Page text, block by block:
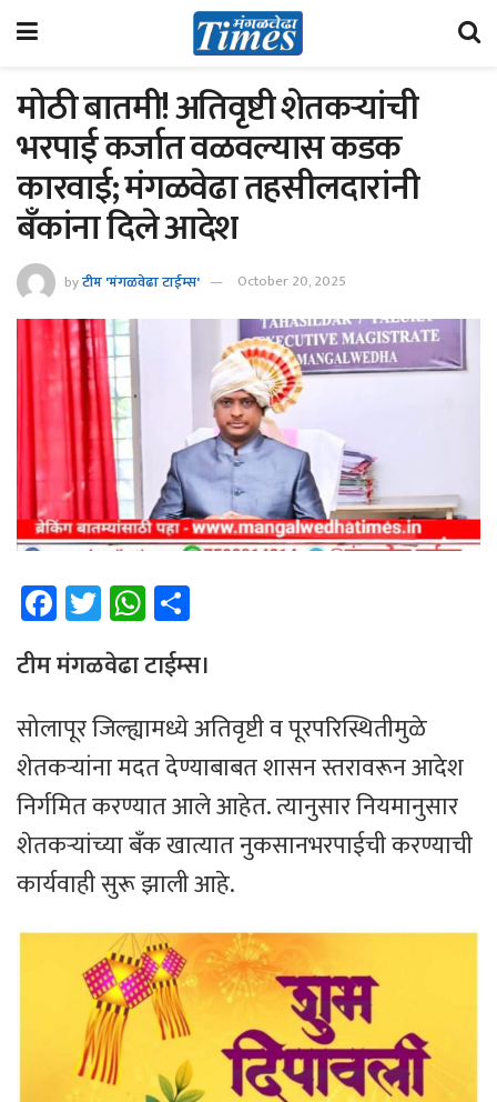
मोठी बातमी! अतिवृष्टी शेतकऱ्यांची
भरपाई कर्जात वळवल्यास कडक
कारवाई; मंगळवेढा तहसीलदारांनी
बँकांना दिले आदेश
byटीम 'मंगळवेढा टाईम्स' October 20, 2025
Fa
ce
b
o
ok
T
wi
tt
er
W
h
at
sA
p
p
e
टीम मंगळवेढा टाईम्स।
सोलापूर जिल्ह्यामध्ये अतिवृष्टी व पूरपरिस्थितीमुळे
शेतकऱ्यांना मदत देण्याबाबत शासन स्तरावरून आदेश
निर्गमित करण्यात आले आहेत. त्यानुसार नियमानुसार
शेतकऱ्यांच्या बँक खात्यात नुकसानभरपाईची करण्याची
कार्यवाही सुरू झाली आहे.